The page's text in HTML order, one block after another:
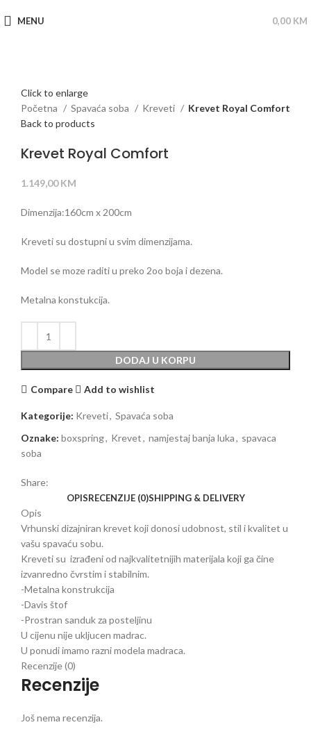
MENU 0,00 KM
Click to enlarge
Početna
Spavaća soba Kreveti
Krevet Royal Comfort
Back to products
Krevet Royal Comfort
1.149,00KM
Dimenzija:160cm x 200cm
Kreveti su dostupni u svim dimenzijama.
Model se moze raditi u preko 2oo boja i dezena.
Metalna konstukcija.
DODAJ U KORPU
Compare Add to wishlist
Kategorije: Kreveti, Spavaća soba
Oznake: boxspring, Krevet, namjestaj banja luka, spavaca
soba
Share:
OPISRECENZIJE (0)SHIPPING & DELIVERY
Opis
Vrhunski dizajniran krevet koji donosi udobnost, stil i kvalitet u
vašu spavaću sobu.
Kreveti su izrađeni od najkvalitetnijih materijala koji ga čine
izvanredno čvrstim i stabilnim.
-Metalna konstrukcija
-Davis štof
-Prostran sanduk za posteljinu
U cijenu nije ukljucen madrac.
U ponudi imamo razni modela madraca.
Recenzije (0)
Recenzije
Još nema recenzija.